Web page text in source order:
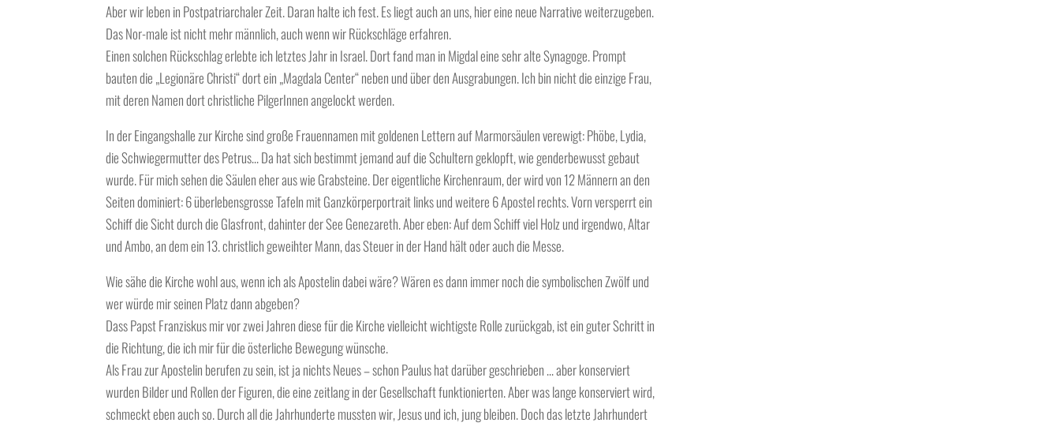
Aber wir leben in Postpatriarchaler Zeit. Daran halte ich fest. Es liegt auch an uns, hier eine neue Narrative weiterzugeben.
Das Nor-male ist nicht mehr männlich, auch wenn wir Rückschläge erfahren.
Einen solchen Rückschlag erlebte ich letztes Jahr in Israel. Dort fand man in Migdal eine sehr alte Synagoge. Prompt
bauten die „Legionäre Christi“ dort ein „Magdala Center“ neben und über den Ausgrabungen. Ich bin nicht die einzige Frau,
mit deren Namen dort christliche PilgerInnen angelockt werden.
In der Eingangshalle zur Kirche sind große Frauennamen mit goldenen Lettern auf Marmorsäulen verewigt: Phöbe, Lydia,
die Schwiegermutter des Petrus… Da hat sich bestimmt jemand auf die Schultern geklopft, wie genderbewusst gebaut
wurde. Für mich sehen die Säulen eher aus wie Grabsteine. Der eigentliche Kirchenraum, der wird von 12 Männern an den
Seiten dominiert: 6 überlebensgrosse Tafeln mit Ganzkörperportrait links und weitere 6 Apostel rechts. Vorn versperrt ein
Schiff die Sicht durch die Glasfront, dahinter der See Genezareth. Aber eben: Auf dem Schiff viel Holz und irgendwo, Altar
und Ambo, an dem ein 13. christlich geweihter Mann, das Steuer in der Hand hält oder auch die Messe.
Wie sähe die Kirche wohl aus, wenn ich als Apostelin dabei wäre? Wären es dann immer noch die symbolischen Zwölf und
wer würde mir seinen Platz dann abgeben?
Dass Papst Franziskus mir vor zwei Jahren diese für die Kirche vielleicht wichtigste Rolle zurückgab, ist ein guter Schritt in
die Richtung, die ich mir für die österliche Bewegung wünsche.
Als Frau zur Apostelin berufen zu sein, ist ja nichts Neues – schon Paulus hat darüber geschrieben … aber konserviert
wurden Bilder und Rollen der Figuren, die eine zeitlang in der Gesellschaft funktionierten. Aber was lange konserviert wird,
schmeckt eben auch so. Durch all die Jahrhunderte mussten wir, Jesus und ich, jung bleiben. Doch das letzte Jahrhundert